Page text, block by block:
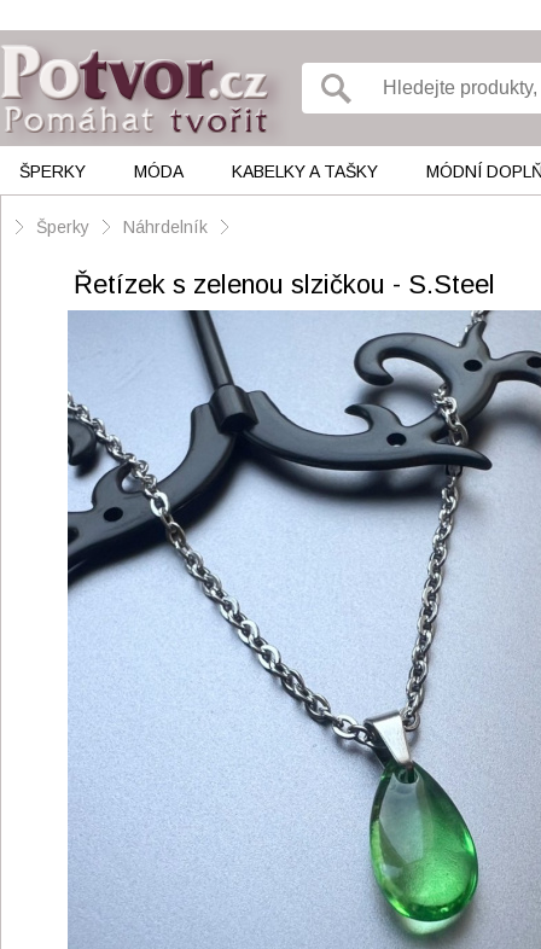
ŠPERKY MÓDA KABELKY A TAŠKY MÓDNÍ
Šperky Náhrdelník
Řetízek s zelenou slzičkou - S.Steel